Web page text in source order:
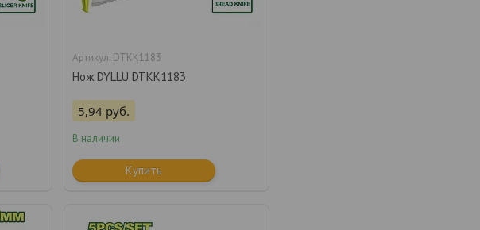
DTKK1183
Нож DYLLU DTKK1183
5,94 руб.
В наличии
Купить